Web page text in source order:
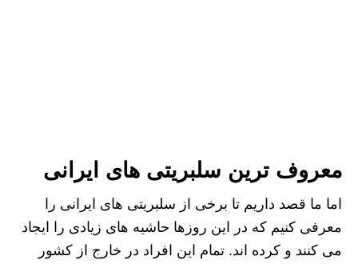
معروف ترین سلبریتی های ایرانی
اما ما قصد داریم تا برخی از سلبریتی های ایرانی را
معرفی کنیم که در این روزها حاشیه های زیادی را ایجاد
می کنند و کرده اند. تمام این افراد در خارج از کشور